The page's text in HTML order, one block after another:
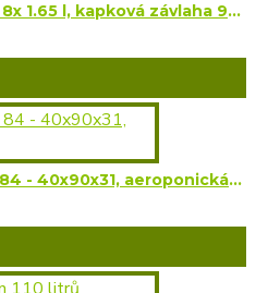
Nutriculture Wilma Mini 8x 1.65 l, kapková závlaha 90x45x21 cm
Platinium Super Cloner 84 - 40x90x31, aeroponická řízkovnice